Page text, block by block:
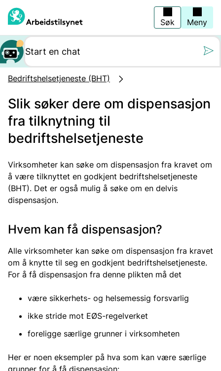
hovedinnhold
Søk Meny
Bedriftshelsetjeneste (BHT)
Slik søker dere om dispensasjon
fra tilknytning til
bedriftshelsetjeneste
Virksomheter kan søke om dispensasjon fra kravet om
å være tilknyttet en godkjent bedriftshelsetjeneste
(BHT). Det er også mulig å søke om en delvis
dispensasjon.
Hvem kan få dispensasjon?
Alle virksomheter kan søke om dispensasjon fra kravet
om å knytte til seg en godkjent bedriftshelsetjeneste.
For å få dispensasjon fra denne plikten må det
være sikkerhets- og helsemessig forsvarlig
ikke stride mot EØS-regelverket
foreligge særlige grunner i virksomheten
Her er noen eksempler på hva som kan være særlige
grunner for å få dispensasjon: